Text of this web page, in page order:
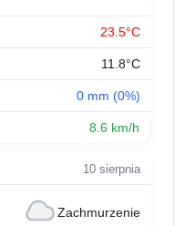
23.5°C
11.8°C
0 mm (0%)
8.6 km/h
10 sierpnia
Zachmurzenie